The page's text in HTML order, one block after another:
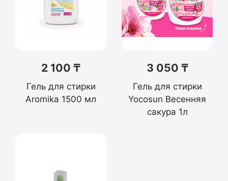
2 100 ₸
Гель для стирки
Aromika 1500 мл
3 050 ₸
Гель для стирки
Yocosun Весенняя
сакура 1л